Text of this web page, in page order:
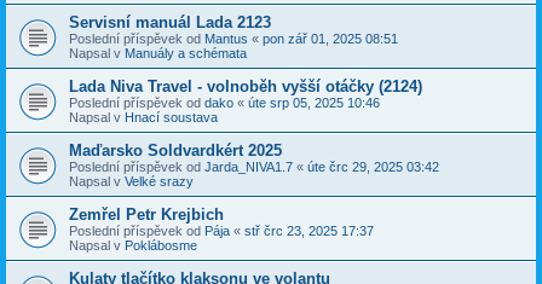
Servisní manuál Lada 2123
Poslední příspěvek od Mantus « pon zář 01, 2025 08:51
Napsal v Manuály a schémata
Lada Niva Travel - volnoběh vyšší otáčky (2124)
Poslední příspěvek od dako « úte srp 05, 2025 10:46
Napsal v Hnací soustava
Maďarsko Soldvardkért 2025
Poslední příspěvek od Jarda_NIVA1.7 « úte črc 29, 2025 03:42
Napsal v Velké srazy
Zemřel Petr Krejbich
Poslední příspěvek od Pája « stř črc 23, 2025 17:37
Napsal v Poklábosme
Kulaty tlačítko klaksonu ve volantu